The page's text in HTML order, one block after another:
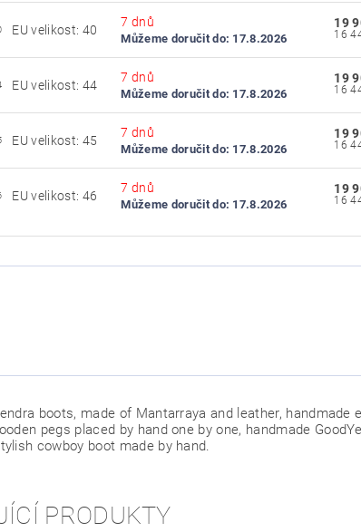
EU velikost: 40
7 dnů
Můžeme doručit do: 17.8.2026
19
EU velikost: 44
7 dnů
Můžeme doručit do: 17.8.2026
19
EU velikost: 45
7 dnů
Můžeme doručit do: 17.8.2026
19
EU velikost: 46
7 dnů
Můžeme doručit do: 17.8.2026
19
boots, made of Mantarraya and leather, handmade
pegs placed by hand one by one, handmade
cowboy boot made by hand.
PRODUKTY